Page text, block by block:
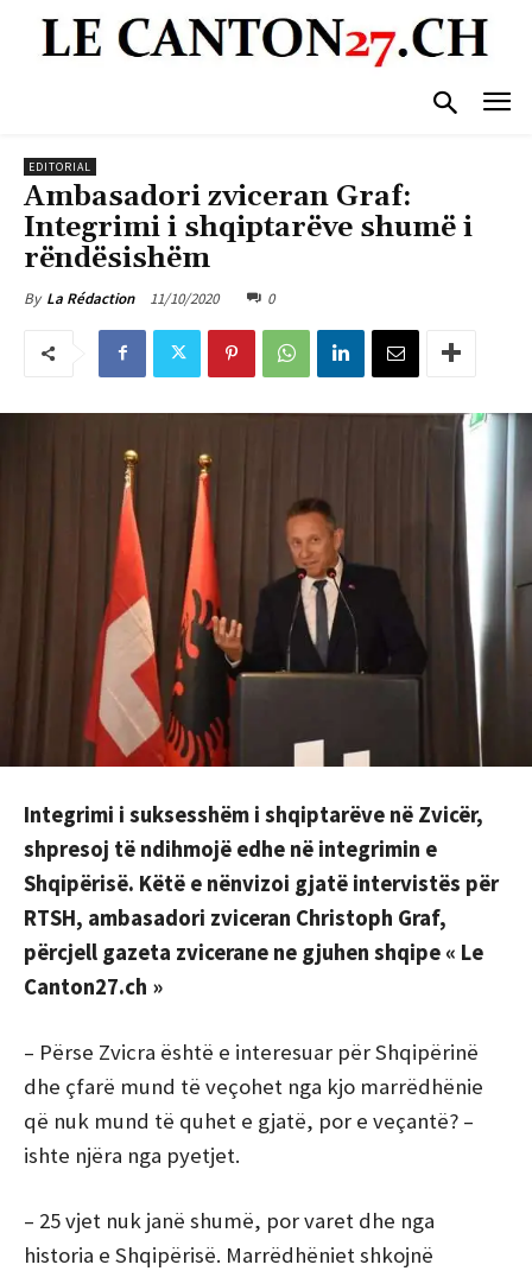
EDITORIAL
Ambasadori zviceran Graf:
Integrimi i shqiptarëve shumë i
rëndësishëm
By La Rédaction 11/10/2020 0
Integrimi i suksesshëm i shqiptarëve në Zvicër,
shpresoj të ndihmojë edhe në integrimin e
Shqipërisë. Këtë e nënvizoi gjatë intervistës për
RTSH, ambasadori zviceran Christoph Graf,
përcjell gazeta zvicerane ne gjuhen shqipe « Le
Canton27.ch »
– Përse Zvicra është e interesuar për Shqipërinë
dhe çfarë mund të veçohet nga kjo marrëdhënie
që nuk mund të quhet e gjatë, por e veçantë? –
ishte njëra nga pyetjet.
– 25 vjet nuk janë shumë, por varet dhe nga
historia e Shqipërisë. Marrëdhëniet shkojnë